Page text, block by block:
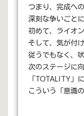
つまり、完成へ
深刻な争いごと
初めて、ライオ
そして、気が付け
従うでもなく、
次のステージに
「TOTALITY」
こういう「意識